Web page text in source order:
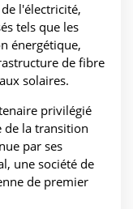
l'électricité,
tels que les
énergétique,
de fibre
solaires.
privilégié
de la transition
par ses
une société de
de premier